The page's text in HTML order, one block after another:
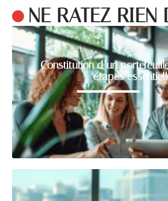
NE RATEZ RIEN
Constitution d’un
étapes